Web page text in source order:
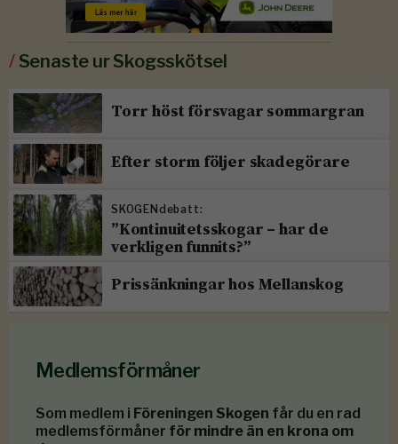
/Senaste ur Skogsskötsel
Torr höst försvagar sommargran
Efter storm följer skadegörare
SKOGENdebatt:
”Kontinuitetsskogar – har de
verkligen funnits?”
Prissänkningar hos Mellanskog
Medlemsförmåner
Som medlem i Föreningen Skogen får du en rad
medlemsförmåner för mindre än en krona om